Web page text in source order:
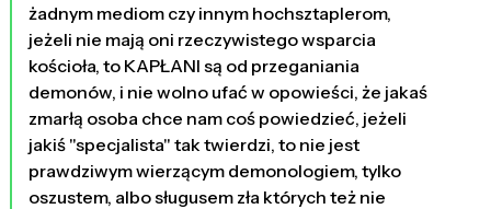
żadnym mediom czy innym hochsztaplerom,
jeżeli nie mają oni rzeczywistego wsparcia
kościoła, to KAPŁANI są od przeganiania
demonów, i nie wolno ufać w opowieści, że jakaś
zmarłą osoba chce nam coś powiedzieć, jeżeli
jakiś "specjalista" tak twierdzi, to nie jest
prawdziwym wierzącym demonologiem, tylko
oszustem, albo sługusem zła których też nie